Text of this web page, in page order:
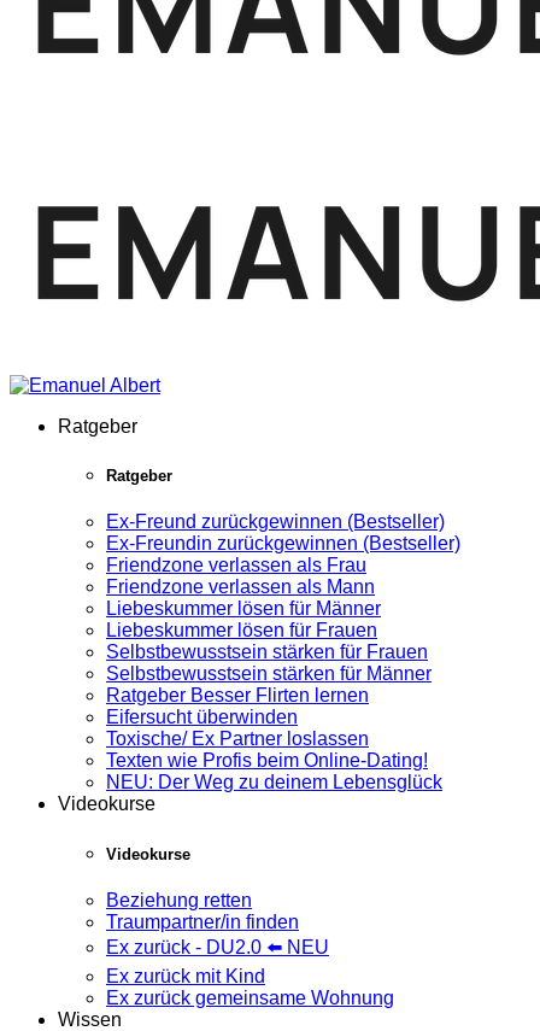
Ratgeber
Ratgeber
Ex-Freund zurückgewinnen (Bestseller)
Ex-Freundin zurückgewinnen (Bestseller)
Friendzone verlassen als Frau
Friendzone verlassen als Mann
Liebeskummer lösen für Männer
Liebeskummer lösen für Frauen
Selbstbewusstsein stärken für Frauen
Selbstbewusstsein stärken für Männer
Ratgeber Besser Flirten lernen
Eifersucht überwinden
Toxische/ Ex Partner loslassen
Texten wie Profis beim Online-Dating!
NEU: Der Weg zu deinem Lebensglück
Videokurse
Videokurse
Beziehung retten
Traumpartner/in finden
Ex zurück - DU2.0 ⬅️ NEU
Ex zurück mit Kind
Ex zurück gemeinsame Wohnung
Wissen